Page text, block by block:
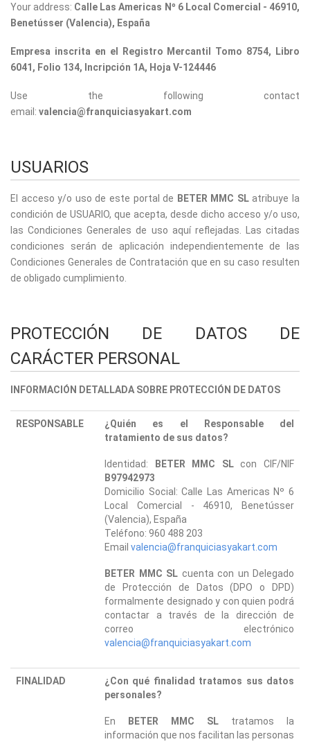
Your address: Calle Las Americas Nº 6 Local Comercial - 46910,
Benetússer (Valencia), España
Empresa inscrita en el Registro Mercantil Tomo 8754, Libro
6041, Folio 134, Incripción 1A, Hoja V-124446
Use the following contact
email: valencia@franquiciasyakart.com
USUARIOS
El acceso y/o uso de este portal de BETER MMC SLatribuye la
condición de USUARIO, que acepta, desde dicho acceso y/o uso,
las Condiciones Generales de uso aquí reflejadas. Las citadas
condiciones serán de aplicación independientemente de las
Condiciones Generales de Contratación que en su caso resulten
de obligado cumplimiento.
PROTECCIÓN DE DATOS DE
CARÁCTER PERSONAL
INFORMACIÓN DETALLADA SOBRE PROTECCIÓN DE DATOS
RESPONSABLE
¿Quién es el Responsable del
tratamiento de sus datos?
Identidad: BETER MMC SLcon CIF/NIF
B97942973
Domicilio Social: Calle Las Americas Nº 6
Local Comercial - 46910, Benetússer
(Valencia), España
Teléfono: 960 488 203
Email valencia@franquiciasyakart.com
BETER MMC SL cuenta con un Delegado
de Protección de Datos (DPO o DPD)
formalmente designado y con quien podrá
contactar a través de la dirección de
correo electrónico
valencia@franquiciasyakart.com
FINALIDAD
¿Con qué finalidad tratamos sus datos
personales?
En BETER MMC SL tratamos la
información que nos facilitan las personas